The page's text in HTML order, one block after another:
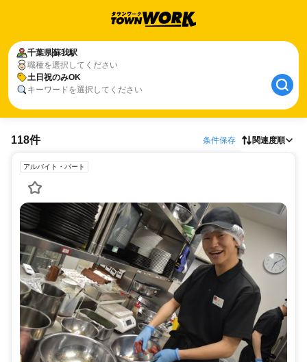
千葉県蘇我駅
職種を選択してください
土日祝のみOK
キーワードを選択してください
118件 条件保存 関連度順
アルバイト・パート